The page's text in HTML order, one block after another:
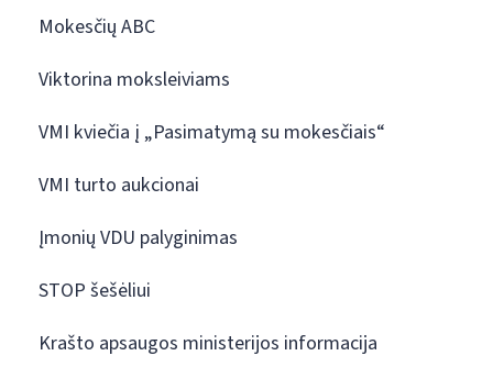
Mokesčių ABC
Viktorina moksleiviams
VMI kviečia į „Pasimatymą su mokesčiais“
VMI turto aukcionai
Įmonių VDU palyginimas
STOP šešėliui
Krašto apsaugos ministerijos informacija